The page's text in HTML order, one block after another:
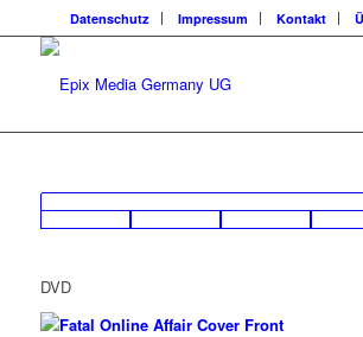
Datenschutz Impressum Kontakt
DVD